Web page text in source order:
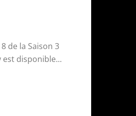
de la Saison 3
disponible...